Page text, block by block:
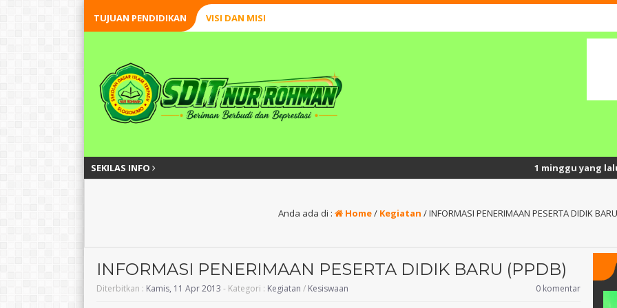
TUJUAN PENDIDIKAN VISI DAN MISI
SEKILAS INFO 1 minggu yang lalu/
Anda ada di : Home/ Kegiatan /INFORMASI PENERIMAAN PESERTA DIDIK
INFORMASI PENERIMAAN PESERTA DIDIK BARU (PPDB)
Diterbitkan : Kamis, 11 Apr 2013 - Kategori : Kegiatan / Kesiswaan 0 komentar
Widodo, S.H.,S.Pd.I